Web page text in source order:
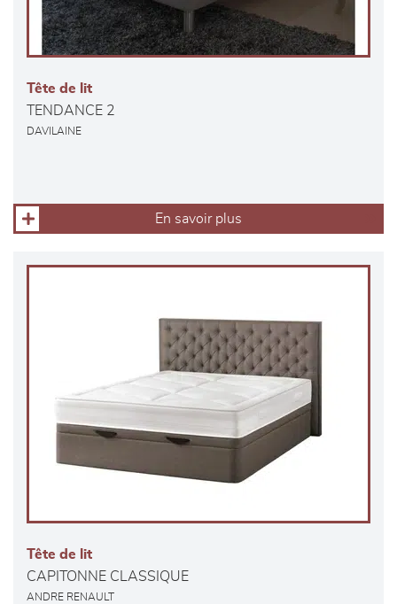
Tête de lit
TENDANCE 2
DAVILAINE
En savoir plus
Tête de lit
CAPITONNE CLASSIQUE
ANDRE RENAULT